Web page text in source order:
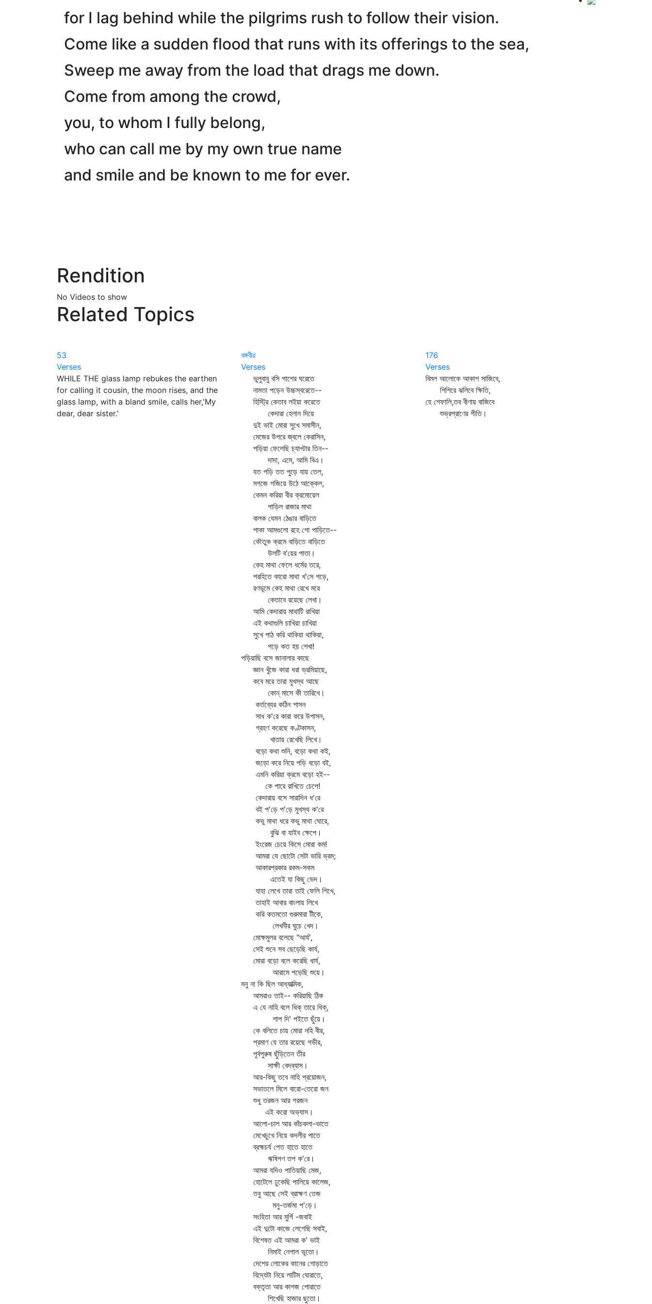
for I lag behind while the pilgrims rush to follow their vision.
Come like a sudden flood that runs with its offerings to the sea,
Sweep me away from the load that drags me down.
Come from among the crowd,
you, to whom I fully belong,
who can call me by my own true name
and smile and be known to me for ever.
Rendition
No Videos to show
Related Topics
53
Verses
WHILE THE glass lamp rebukes the earthen
for calling it cousin, the moon rises, and the
glass lamp, with a bland smile, calls her,'My
dear, dear sister.'
বঙ্গবীর
Verses
ভুলুবাবু বসি পাশের ঘরেতে
নামতা পড়েন উচ্চস্বরেতে--
হিস্ট্রি কেতাব লইয়া করেতে
কেদারা হেলান দিয়ে
দুই ভাই মোরা সুখে সমাসীন,
মেজের উপরে জ্বলে কেরাসিন,
পড়িয়া ফেলেছি চ্যাপ্টার তিন--
দাদা, এমে, আমি বিএ।
যত পড়ি তত পুড়ে যায় তেল,
মগজে গজিয়ে উঠে আক্কেল,
কেমন করিয়া বীর ক্রমোয়েল
পাড়িল রাজার মাথা
বালক যেমন ঠেঙার বাড়িতে
পাকা আমগুলো রহে গো পাড়িতে--
কৌতুক ক্রমে বাড়িতে বাড়িতে
উলটি ব'য়ের পাতা।
কেহ মাথা ফেলে ধর্মের তরে,
পরহিতে কারো মাথা খ'সে পড়ে,
রণভূমে কেহ মাথা রেখে মরে
কেতাবে রয়েছে লেখা।
আমি কেদারায় মাথাটি রাখিয়া
এই কথাগুলি চাখিয়া চাখিয়া
সুখে পাঠ করি থাকিয়া থাকিয়া,
পড়ে কত হয় শেখা!
পড়িয়াছি বসে জানালার কাছে
জ্ঞান খুঁজে কারা ধরা ভ্রমিয়াছে,
কবে মরে তারা মুখস্থ আছে
কোন্‌ মাসে কী তারিখে।
কর্তব্যের কঠিন শাসন
সাধ ক'রে কারা করে উপাসন,
গ্রহণ করেছে কণ্টকাসন,
খাতায় রেখেছি লিখে।
বড়ো কথা শুনি, বড়ো কথা কই,
জড়ো করে নিয়ে পড়ি বড়ো বই,
এমনি করিয়া ক্রমে বড়ো হই--
কে পারে রাখিতে চেপে!
কেদারায় বসে সারাদিন ধ'রে
বই প'ড়ে প'ড়ে মুখস্থ ক'রে
কভু মাথা ধরে কভু মাথা ঘোরে,
বুঝি বা যাইব ক্ষেপে।
ইংরেজ চেয়ে কিসে মোরা কম!
আমরা যে ছোটো সেটা ভারি ভ্রম;
আকারপ্রকার রকম-সকম
এতেই যা কিছু ভেদ।
যাহা লেখে তারা তাই ফেলি শিখে,
তাহাই আবার বাংলায় লিখে
করি কতমতো গুরুমারা টীকে,
লেখনীর ঘুচে খেদ।
মোক্ষমুলর বলেছে "আর্য',
সেই শুনে সব ছেড়েছি কার্য,
মোরা বড়ো বলে করেছি ধার্য,
আরামে পড়েছি শুয়ে।
মনু না কি ছিল আধ্যাত্মিক,
আমরাও তাই-- করিয়াছি ঠিক
এ যে নাহি বলে ধিক্‌ তারে ধিক্‌,
শাপ দি' পইতে ছুঁয়ে।
কে বলিতে চায় মোরা নহি বীর,
প্রমাণ যে তার রয়েছে গভীর,
পূর্বপুরুষ ছুঁড়িতেন তীর
সাক্ষী বেদব্যাস।
আর-কিছু তবে নাহি প্রয়োজন,
সভাতলে মিলে বারো-তেরো জন
শুধু তরজন আর গরজন
এই করো অভ্যাস।
আলো-চাল আর কাঁচকলা-ভাতে
মেখেচুখে নিয়ে কদলীর পাতে
ব্রহ্মচর্য পেত হাতে হাতে
ঋষিগণ তপ ক'রে।
আমরা যদিও পাতিয়াছি মেজ,
হোটেলে ঢুকেছি পালিয়ে কালেজ,
তবু আছে সেই ব্রাহ্মণ তেজ
মনু-তর্জমা প'ড়ে।
সংহিতা আর মুর্গি -জবাই
এই দুটো কাজে লেগেছি সবাই,
বিশেষত এই আমরা ক' ভাই
নিমাই নেপাল ভূতো।
দেশের লোকের কানের গোড়াতে
বিদ্যেটা নিয়ে লাটিম ঘোরাতে,
বক্তৃতা আর কাগজ পোরাতে
শিখেছি হাজার ছুতো।
176
Verses
বিমল আলোকে আকাশ সাজিবে,
শিশিরে ঝলিবে ক্ষিতি,
হে শেফালি,তব বীণায় বাজিবে
শুভ্রপ্রাণের গীতি।